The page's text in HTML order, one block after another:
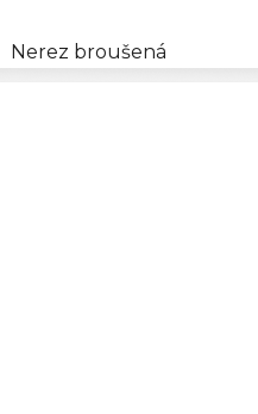
Dub artik
anglický Dub arktik
Nerez broušená